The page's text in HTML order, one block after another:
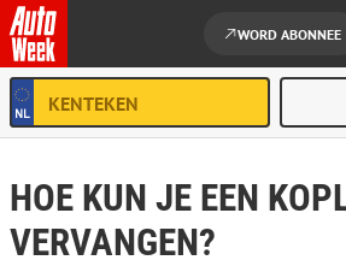
Ga naar de inhoud
WORD ABONNEE
HOE KUN JE EEN
VERVANGEN?